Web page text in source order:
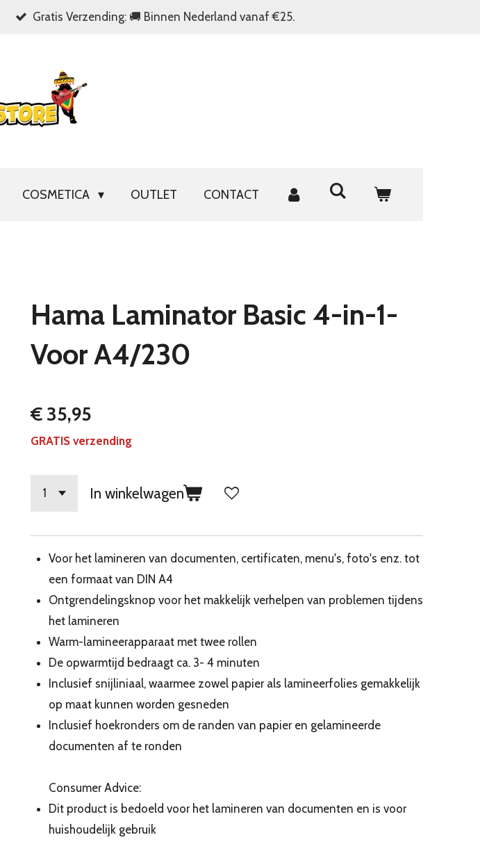
Gratis Verzending: 🚚 Binnen Nederland vanaf €25.
COSMETICA OUTLET CONTACT
Hama Laminator Basic 4-in-1-
Voor A4/230
€ 35,95
GRATIS verzending
In winkelwagen
Voor het lamineren van documenten, certificaten, menu's, foto's enz. tot
een formaat van DIN A4
Ontgrendelingsknop voor het makkelijk verhelpen van problemen tijdens
het lamineren
Warm-lamineerapparaat met twee rollen
De opwarmtijd bedraagt ca. 3- 4 minuten
Inclusief snijliniaal, waarmee zowel papier als lamineerfolies gemakkelijk
op maat kunnen worden gesneden
Inclusief hoekronders om de randen van papier en gelamineerde
documenten af te ronden
Consumer Advice:
Dit product is bedoeld voor het lamineren van documenten en is voor
huishoudelijk gebruik